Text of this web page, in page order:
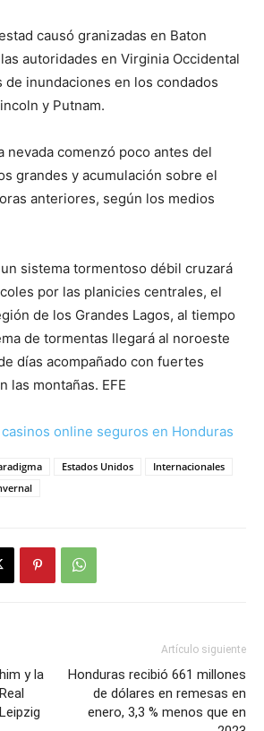
causó granizadas en Baton
autoridades en Virginia Occidental
de inundaciones en los condados
y Putnam.
nevada comenzó poco antes del
grandes y acumulación sobre el
anteriores, según los medios
sistema tormentoso débil cruzará
por las planicies centrales, el
de los Grandes Lagos, al tiempo
de tormentas llegará al noroeste
días acompañado con fuertes
las montañas. EFE
online seguros en Honduras
Estados Unidos
Internacionales
y la
Artículo siguiente
Honduras recibió 661 millones
de dólares en remesas en
enero, 3,3 % menos que en